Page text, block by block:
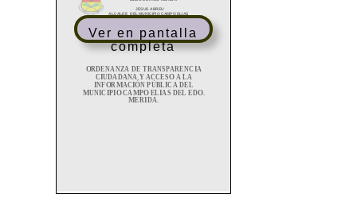
Ver en pantalla
completa